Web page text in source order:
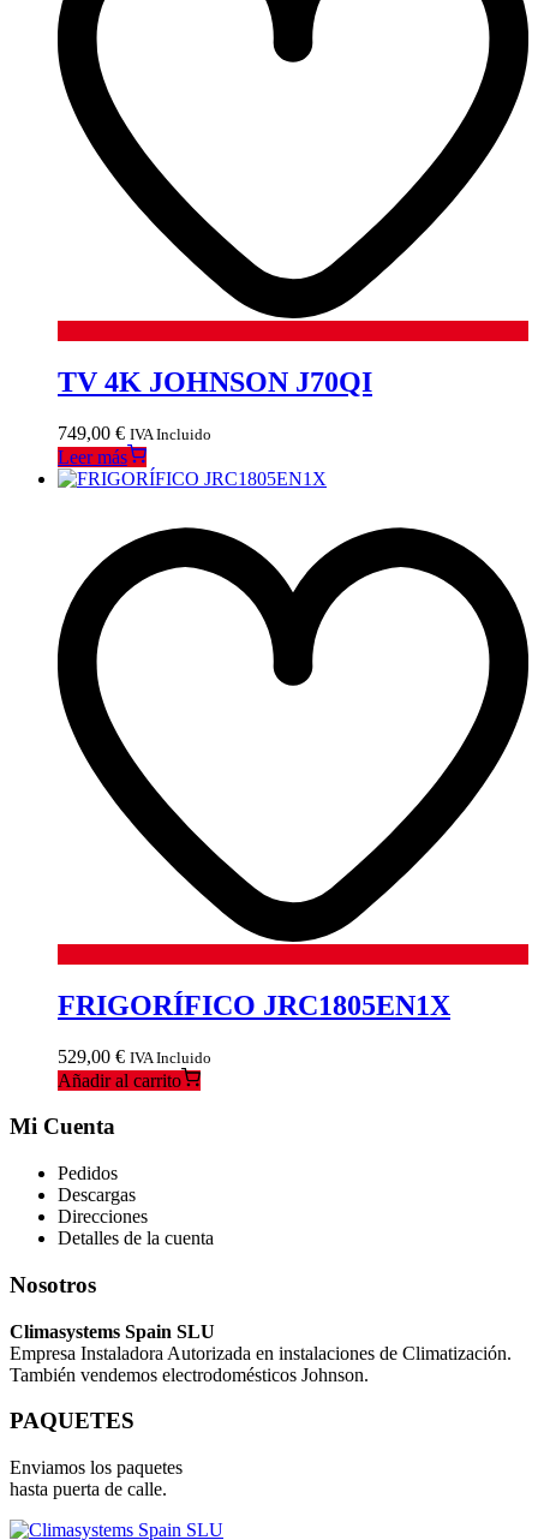
TV 4K JOHNSON J70QI
749,00 € IVA Incluido
Leer más
FRIGORÍFICO JRC1805EN1X
529,00 € IVA Incluido
Añadir al carrito
Mi Cuenta
Pedidos
Descargas
Direcciones
Detalles de la cuenta
Nosotros
Climasystems Spain SLU
Empresa Instaladora Autorizada en instalaciones de Climatización.
También vendemos electrodomésticos Johnson.
PAQUETES
Enviamos los paquetes
hasta puerta de calle.